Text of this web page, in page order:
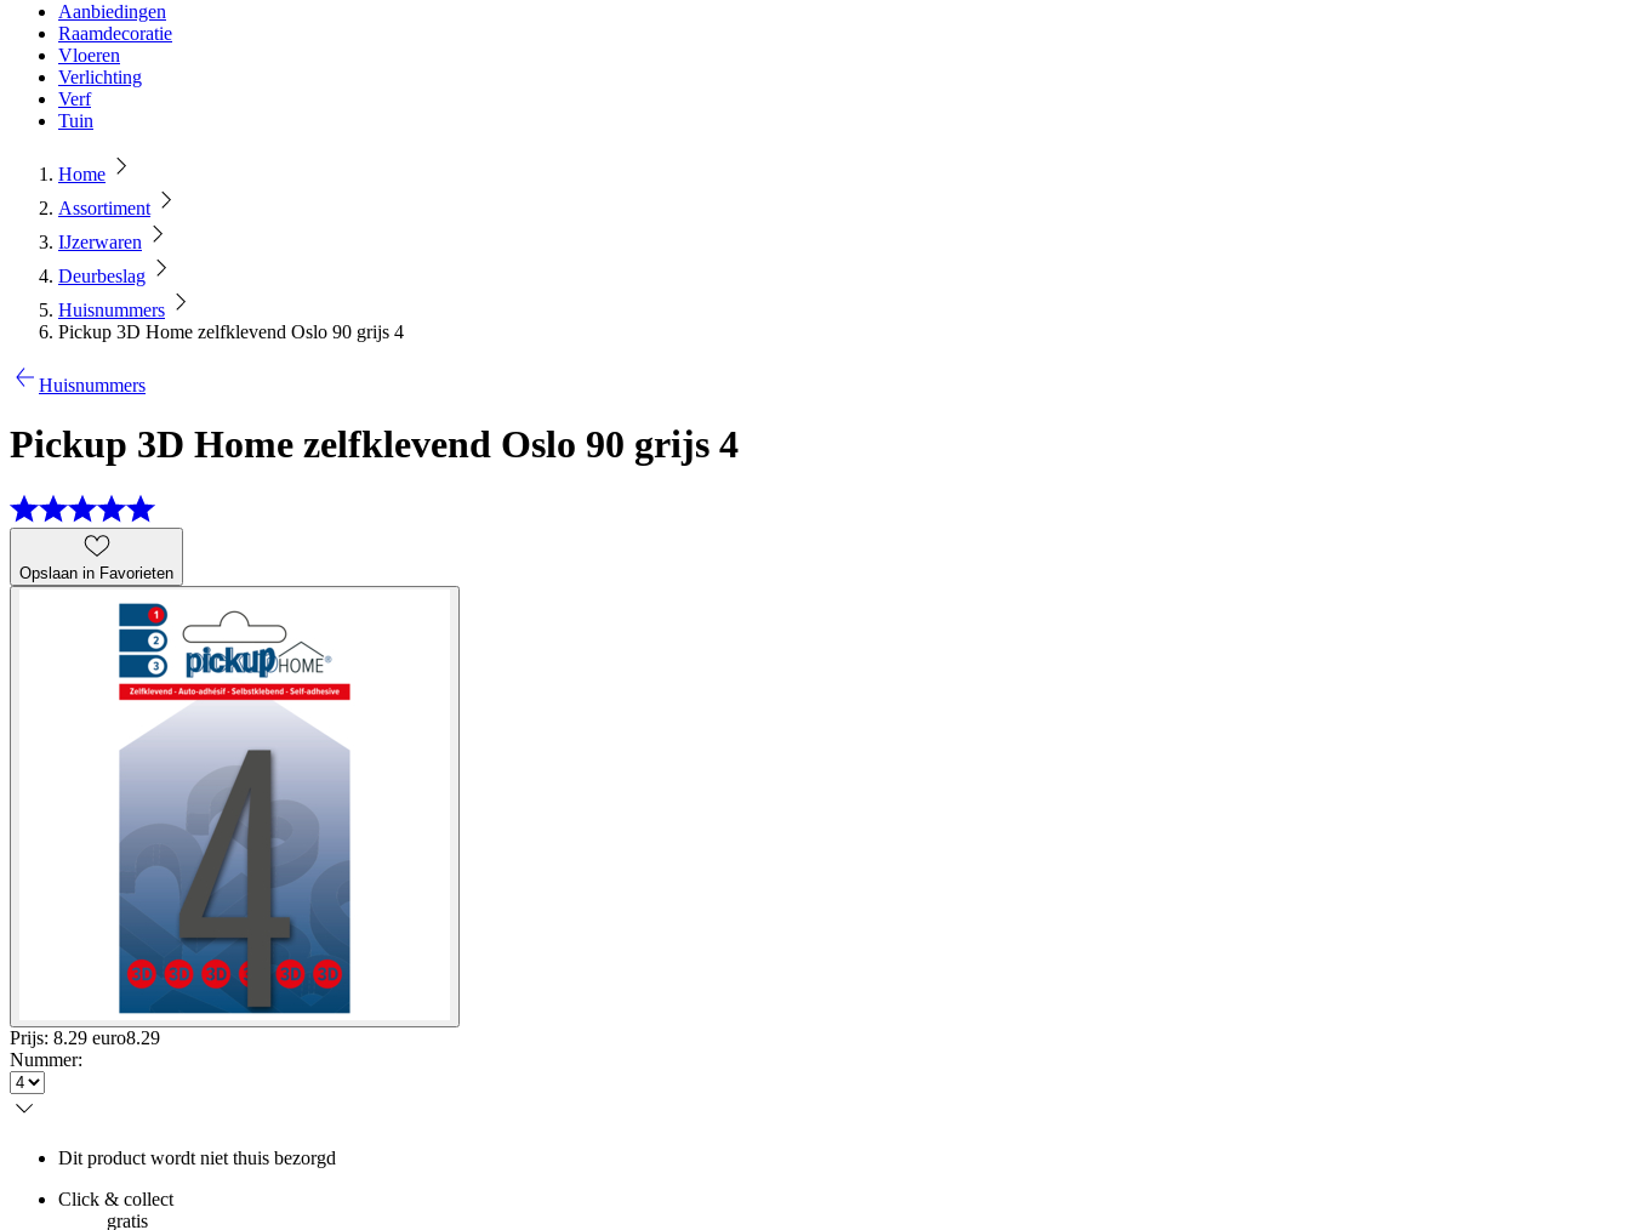
Aanbiedingen
Raamdecoratie
Vloeren
Verlichting
Verf
Tuin
Home
Assortiment
IJzerwaren
Deurbeslag
Huisnummers
Pickup 3D Home zelfklevend Oslo 90 grijs 4
Huisnummers
Pickup 3D Home zelfklevend Oslo 90 grijs 4
Opslaan in Favorieten
Prijs: 8.29 euro8.29
Nummer:
Dit product wordt niet thuis bezorgd
Click & collect
gratis